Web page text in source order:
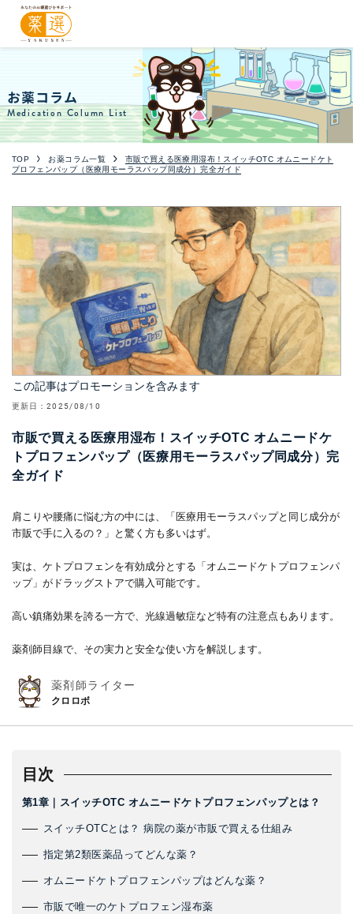
お薬コラム
Medication Column List
TOP お薬コラム一覧
市販で買える医療用湿布！スイッチOTC オムニードケト
プロフェンパップ（医療用モーラスパップ同成分）完全ガイド
この記事はプロモーションを含みます
更新日： 2025/08/10
市販で買える医療用湿布！スイッチOTC オムニードケ
トプロフェンパップ（医療用モーラスパップ同成分）完
全ガイド
肩こりや腰痛に悩む方の中には、「医療用モーラスパップと同じ成分が
市販で手に入るの？」と驚く方も多いはず。
実は、ケトプロフェンを有効成分とする「オムニードケトプロフェンパ
ップ」がドラッグストアで購入可能です。
高い鎮痛効果を誇る一方で、光線過敏症など特有の注意点もあります。
薬剤師目線で、その実力と安全な使い方を解説します。
薬剤師ライター
クロロボ
目次
第1章｜スイッチOTC オムニードケトプロフェンパップとは？
スイッチOTCとは？ 病院の薬が市販で買える仕組み
指定第2類医薬品ってどんな薬？
オムニードケトプロフェンパップはどんな薬？
市販で唯一のケトプロフェン湿布薬